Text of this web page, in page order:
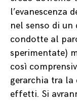
l’evanescenza
nel senso di
condotte al
sperimentate)
così
gerarchia tra la
effetti. Si